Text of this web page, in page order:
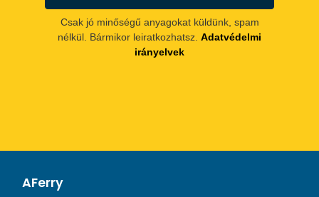
Csak jó minőségű anyagokat küldünk, spam
nélkül. Bármikor leiratkozhatsz. Adatvédelmi
irányelvek
AFerry